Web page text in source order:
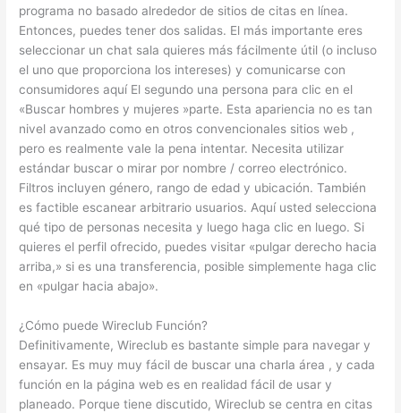
programa no basado alrededor de sitios de citas en línea.
Entonces, puedes tener dos salidas. El más importante eres
seleccionar un chat sala quieres más fácilmente útil (o incluso
el uno que proporciona los intereses) y comunicarse con
consumidores aquí El segundo una persona para clic en el
«Buscar hombres y mujeres »parte. Esta apariencia no es tan
nivel avanzado como en otros convencionales sitios web ,
pero es realmente vale la pena intentar. Necesita utilizar
estándar buscar o mirar por nombre / correo electrónico.
Filtros incluyen género, rango de edad y ubicación. También
es factible escanear arbitrario usuarios. Aquí usted selecciona
qué tipo de personas necesita y luego haga clic en luego. Si
quieres el perfil ofrecido, puedes visitar «pulgar derecho hacia
arriba,» si es una transferencia, posible simplemente haga clic
en «pulgar hacia abajo».
¿Cómo puede Wireclub Función?
Definitivamente, Wireclub es bastante simple para navegar y
ensayar. Es muy muy fácil de buscar una charla área , y cada
función en la página web es en realidad fácil de usar y
planeado. Porque tiene discutido, Wireclub se centra en citas